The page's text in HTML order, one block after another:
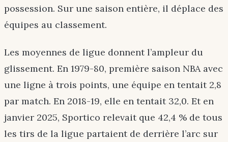
possession. Sur une saison entière, il déplace des
équipes au classement.
Les moyennes de ligue donnent l’ampleur du
glissement. En 1979-80, première saison NBA avec
une ligne à trois points, une équipe en tentait 2,8
par match. En 2018-19, elle en tentait 32,0. Et en
janvier 2025, Sportico relevait que 42,4 % de tous
les tirs de la ligue partaient de derrière l’arc sur